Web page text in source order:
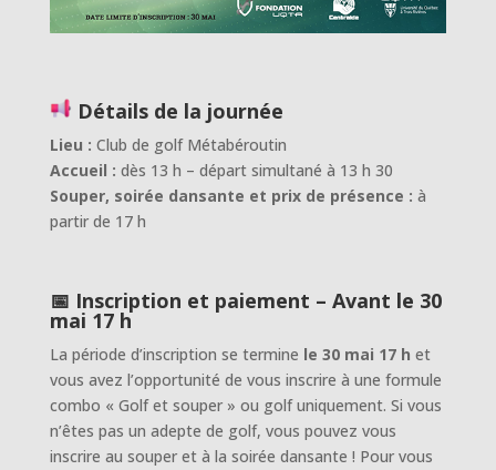
Détails de la journée
Lieu : Club de golf Métabéroutin
Accueil : dès 13 h – départ simultané à 13 h 30
Souper, soirée dansante et prix de présence : à
partir de 17 h
📅 Inscription et paiement – Avant le 30
mai 17 h
La période d’inscription se termine le 30 mai 17 h et
vous avez l’opportunité de vous inscrire à une formule
combo « Golf et souper » ou golf uniquement. Si vous
n’êtes pas un adepte de golf, vous pouvez vous
inscrire au souper et à la soirée dansante ! Pour vous